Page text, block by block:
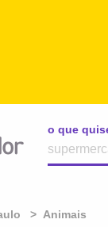
o que
Animais